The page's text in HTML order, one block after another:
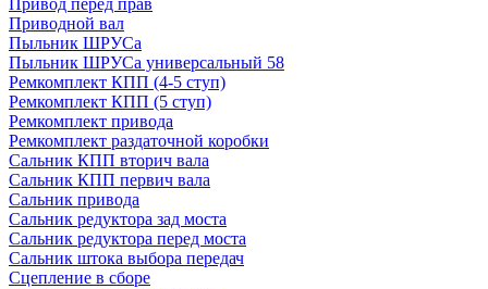
Приводной вал
Пыльник ШРУСа
Пыльник ШРУСа универсальный 58
Ремкомплект КПП (4-5 ступ)
Ремкомплект КПП (5 ступ)
Ремкомплект привода
Ремкомплект раздаточной коробки
Сальник КПП вторич вала
Сальник КПП первич вала
Сальник привода
Сальник редуктора зад моста
Сальник редуктора перед моста
Сальник штока выбора передач
Сцепление в сборе